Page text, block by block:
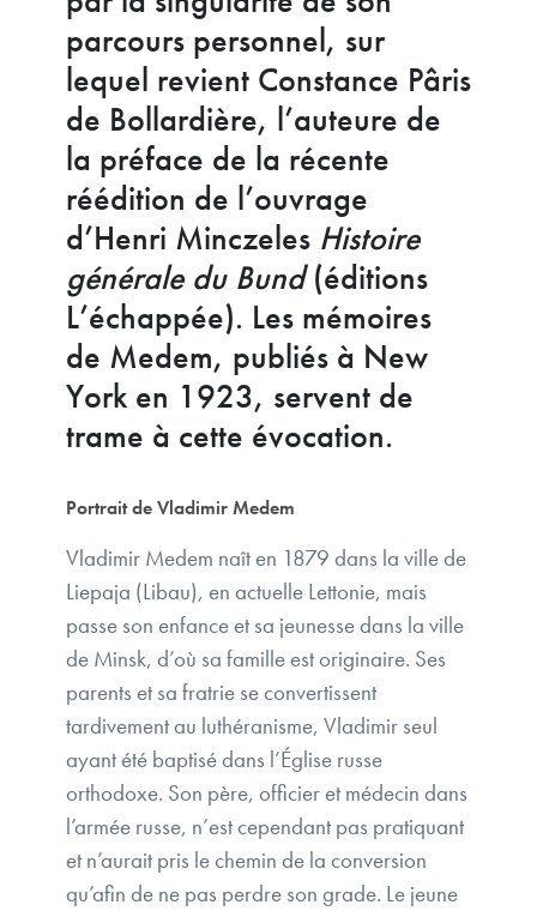
parcours personnel, sur
lequel revient Constance Pâris
de Bollardière, l’auteure de
la préface de la récente
réédition de l’ouvrage
d’Henri Minczeles Histoire
générale du Bund(éditions
L’échappée). Les mémoires
de Medem, publiés à New
York en 1923, servent de
trame à cette évocation.
Portrait de Vladimir Medem
Vladimir Medem naît en 1879 dans la ville de
Liepaja (Libau), en actuelle Lettonie, mais
passe son enfance et sa jeunesse dans la ville
de Minsk, d’où sa famille est originaire. Ses
parents et sa fratrie se convertissent
tardivement au luthéranisme, Vladimir seul
ayant été baptisé dans l’Église russe
orthodoxe. Son père, officier et médecin dans
l’armée russe, n’est cependant pas pratiquant
et n’aurait pris le chemin de la conversion
qu’afin de ne pas perdre son grade. Le jeune